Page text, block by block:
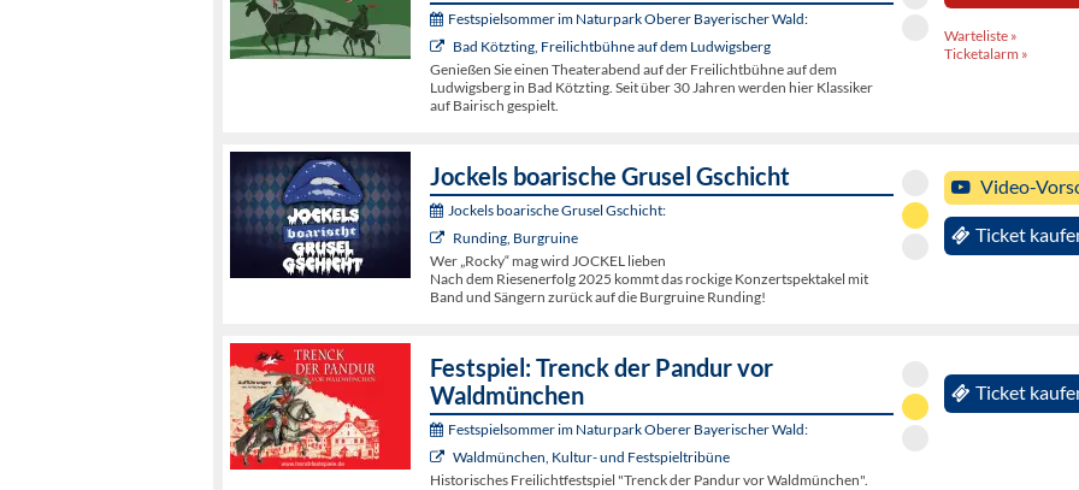
Festspielsommer im Naturpark Oberer Bayerischer Wald:
Bad Kötzting, Freilichtbühne auf dem Ludwigsberg
Genießen Sie einen Theaterabend auf der Freilichtbühne auf dem
Ludwigsberg in Bad Kötzting. Seit über 30 Jahren werden hier Klassiker
auf Bairisch gespielt.
Warteliste »
Ticketalarm »
Jockels boarische Grusel Gschicht
Jockels boarische Grusel Gschicht:
Runding, Burgruine
Wer „Rocky“ mag wird JOCKEL lieben
Nach dem Riesenerfolg 2025 kommt das rockige Konzertspektakel mit
Band und Sängern zurück auf die Burgruine Runding!
Video-
Ticket
Festspiel: Trenck der Pandur vor
Waldmünchen
Festspielsommer im Naturpark Oberer Bayerischer Wald:
Waldmünchen, Kultur- und Festspieltribüne
Historisches Freilichtfestspiel "Trenck der Pandur vor Waldmünchen".
Ticket